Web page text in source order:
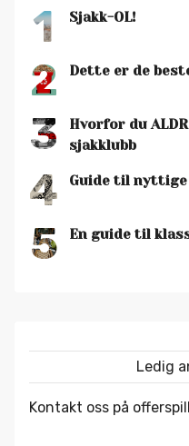
1 Sjakk-OL!
2 Dette er de
3
Hvorfor du
sjakklubb
4 Guide til
5 En guide til
Ledig
Kontakt oss på